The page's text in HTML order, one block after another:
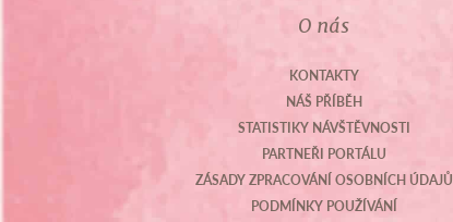
O nás
KONTAKTY
NÁŠ PŘÍBĚH
STATISTIKY NÁVŠTĚVNOSTI
PARTNEŘI PORTÁLU
ZÁSADY ZPRACOVÁNÍ OSOBNÍCH ÚDAJŮ
PODMÍNKY POUŽÍVÁNÍ